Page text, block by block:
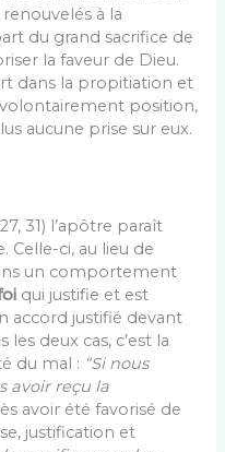
à la
du grand sacrifice de
la faveur de Dieu.
dans la propitia­tion et
position,
aucune prise sur eux.
31) l’apôtre paraît
Celle-ci, au lieu de
un comportement
qui justifie et est
accord justifié devant
deux cas, c’est la
du mal : “Si nous
avoir reçu la
avoir été favorisé de
justification et